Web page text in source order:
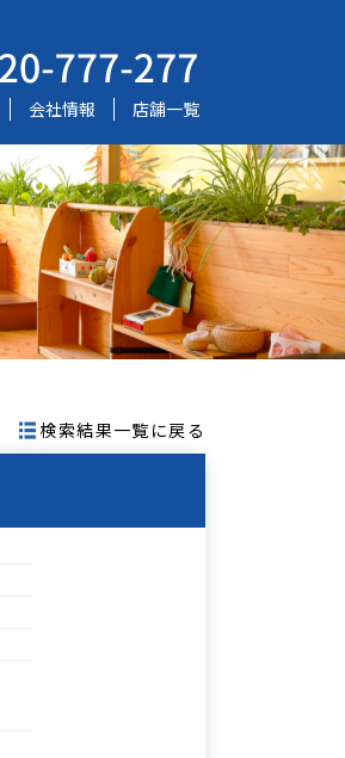
会社情報 店舗一覧
検索結果一覧に戻る